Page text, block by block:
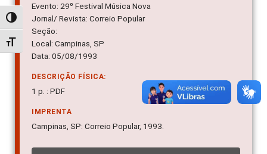
Alternar alto contraste
Alternar tamanho da fonte
Evento: 29º Festival Música Nova
Jornal/ Revista: Correio Popular
Seção:
Local: Campinas, SP
Data: 05/08/1993
DESCRIÇÃO FÍSICA:
1 p. : PDF
IMPRENTA
Campinas, SP: Correio Popular, 1993.